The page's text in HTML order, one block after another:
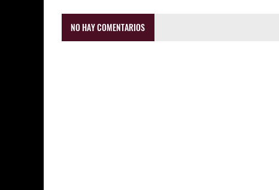
NO HAY COMENTARIOS